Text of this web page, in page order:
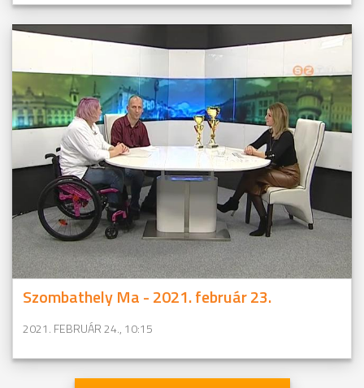
Szombathely Ma - 2021. február 23.
2021. FEBRUÁR 24., 10:15